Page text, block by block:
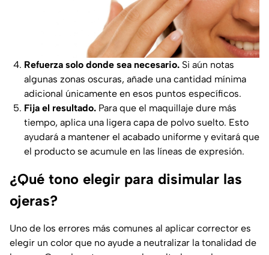
Refuerza solo donde sea necesario. Si aún notas
algunas zonas oscuras, añade una cantidad mínima
adicional únicamente en esos puntos específicos.
Fija el resultado. Para que el maquillaje dure más
tiempo, aplica una ligera capa de polvo suelto. Esto
ayudará a mantener el acabado uniforme y evitará que
el producto se acumule en las líneas de expresión.
¿Qué tono elegir para disimular las
ojeras?
Uno de los errores más comunes al aplicar corrector es
elegir un color que no ayude a neutralizar la tonalidad de